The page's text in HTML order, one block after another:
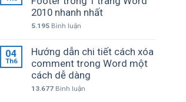
2010 nhanh nhất
5.195 Bình luận
04
Th6
Hướng dẫn chi tiết cách xóa
comment trong Word một
cách dễ dàng
13.677 Bình luận